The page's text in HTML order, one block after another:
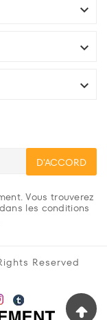



D'ACCORD
Vous trouverez
les conditions
Reserved